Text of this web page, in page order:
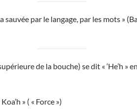
sauvée par le langage, par les mots »
de la bouche) se dit « ‘He’h »
» ( « Force »)